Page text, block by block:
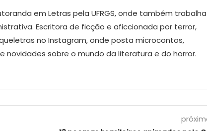
em Letras pela UFRGS, onde também trabalha
Escritora de ficção e aficcionada por terror,
no Instagram, onde posta microcontos,
novidades sobre o mundo da literatura e do horror.